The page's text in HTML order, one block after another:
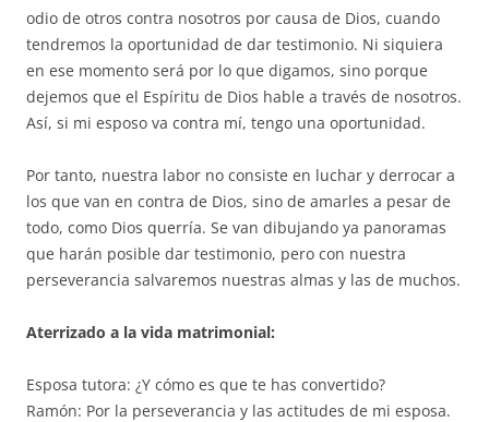
odio de otros contra nosotros por causa de Dios, cuando
tendremos la oportunidad de dar testimonio. Ni siquiera
en ese momento será por lo que digamos, sino porque
dejemos que el Espíritu de Dios hable a través de nosotros.
Así, si mi esposo va contra mí, tengo una oportunidad.
Por tanto, nuestra labor no consiste en luchar y derrocar a
los que van en contra de Dios, sino de amarles a pesar de
todo, como Dios querría. Se van dibujando ya panoramas
que harán posible dar testimonio, pero con nuestra
perseverancia salvaremos nuestras almas y las de muchos.
Aterrizado a la vida matrimonial:
Esposa tutora: ¿Y cómo es que te has convertido?
Ramón: Por la perseverancia y las actitudes de mi esposa.